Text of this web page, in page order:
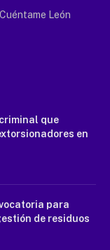
León
que
en
para
de residuos